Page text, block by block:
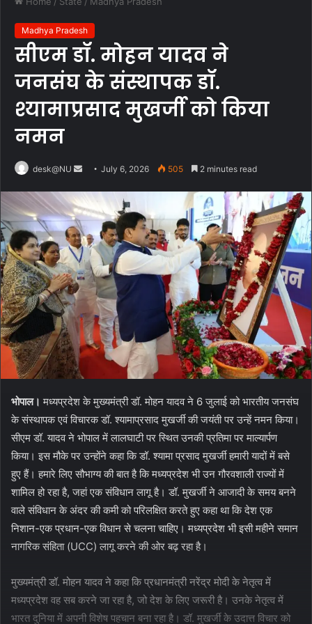
Madhya Pradesh
सीएम डॉ. मोहन यादव ने
जनसंघ के संस्थापक डॉ.
श्यामाप्रसाद मुखर्जी को किया
नमन
desk@NU
Send
email
July 6, 2026 505 2 minutes read
भोपाल। मध्यप्रदेश के मुख्यमंत्री डॉ. मोहन यादव ने 6 जुलाई को भारतीय जनसंघ
के संस्थापक एवं विचारक डॉ. श्यामाप्रसाद मुखर्जी की जयंती पर उन्हें नमन किया।
सीएम डॉ. यादव ने भोपाल में लालघाटी पर स्थित उनकी प्रतिमा पर माल्यार्पण
किया। इस मौके पर उन्होंने कहा कि डॉ. श्यामा प्रसाद मुखर्जी हमारी यादों में बसे
हुए हैं। हमारे लिए सौभाग्य की बात है कि मध्यप्रदेश भी उन गौरवशाली राज्यों में
शामिल हो रहा है, जहां एक संविधान लागू है। डॉ. मुखर्जी ने आजादी के समय बनने
वाले संविधान के अंदर की कमी को परिलक्षित करते हुए कहा था कि देश एक
निशान-एक प्रधान-एक विधान से चलना चाहिए। मध्यप्रदेश भी इसी महीने समान
नागरिक संहिता (UCC) लागू करने की ओर बढ़ रहा है।
मुख्यमंत्री डॉ. मोहन यादव ने कहा कि प्रधानमंत्री नरेंद्र मोदी के नेतृत्व में
मध्यप्रदेश वह सब करने जा रहा है, जो देश के लिए जरूरी है। उनके नेतृत्व में
भारत दुनिया में अपनी विशेष पहचान बना रहा है। डॉ. मुखर्जी के उदात्त विचार को